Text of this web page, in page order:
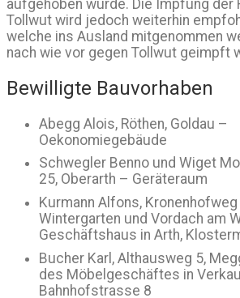
aufgehoben wurde. Die Impfung der
Tollwut wird jedoch weiterhin
welche ins Ausland mitgenommen
nach wie vor gegen Tollwut geimpft
Bewilligte Bauvorhaben
Abegg Alois, Röthen, Goldau –
Oekonomiegebäude
Schwegler Benno und Wiget
25, Oberarth – Geräteraum
Kurmann Alfons, Kronenhofweg
Wintergarten und Vordach am
Geschäftshaus in Arth,
Bucher Karl, Althausweg 5,
des Möbelgeschäftes in
Bahnhofstrasse 8